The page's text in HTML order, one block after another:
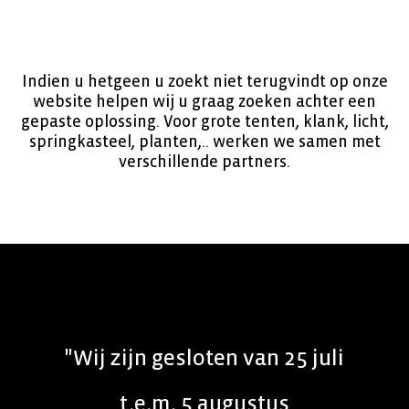
Indien u hetgeen u zoekt niet terugvindt op onze
website helpen wij u graag zoeken achter een
gepaste oplossing. Voor grote tenten, klank, licht,
springkasteel, planten,.. werken we samen met
verschillende partners.
"Wij zijn gesloten van 25 juli
t.e.m. 5 augustus